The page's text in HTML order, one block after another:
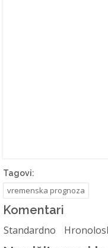
Tagovi:
vremenska prognoza
Komentari
Standardno